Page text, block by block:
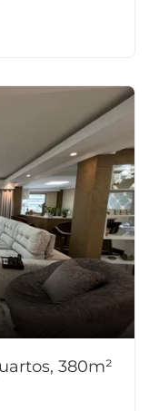
380m²